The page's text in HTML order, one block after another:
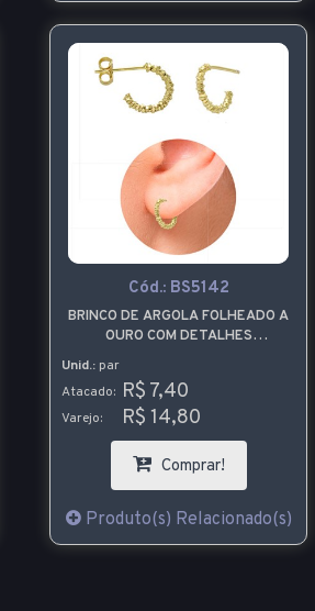
Cód.: BS5142
BRINCO DE ARGOLA FOLHEADO A
OURO COM DETALHES
Unid.: par
Atacado: R$ 7,40
Varejo: R$ 14,80
Comprar!
Produto(s) Relacionado(s)